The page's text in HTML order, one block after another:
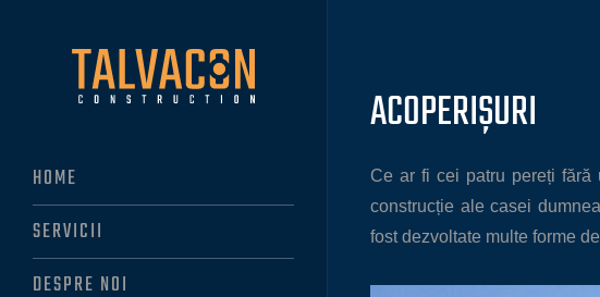
HOME
SERVICII
DESPRE NOI
ACOPERIȘURI
Ce ar fi cei patru pereți
construcție ale casei
fost dezvoltate multe forme